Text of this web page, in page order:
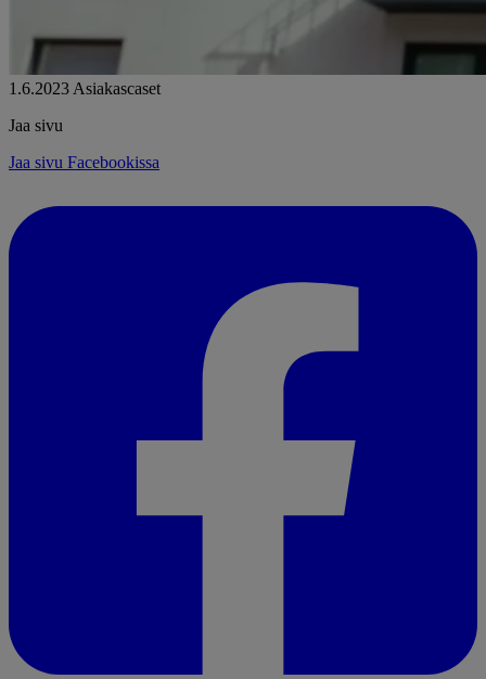
1.6.2023 Asiakascaset
Jaa sivu
Jaa sivu Facebookissa